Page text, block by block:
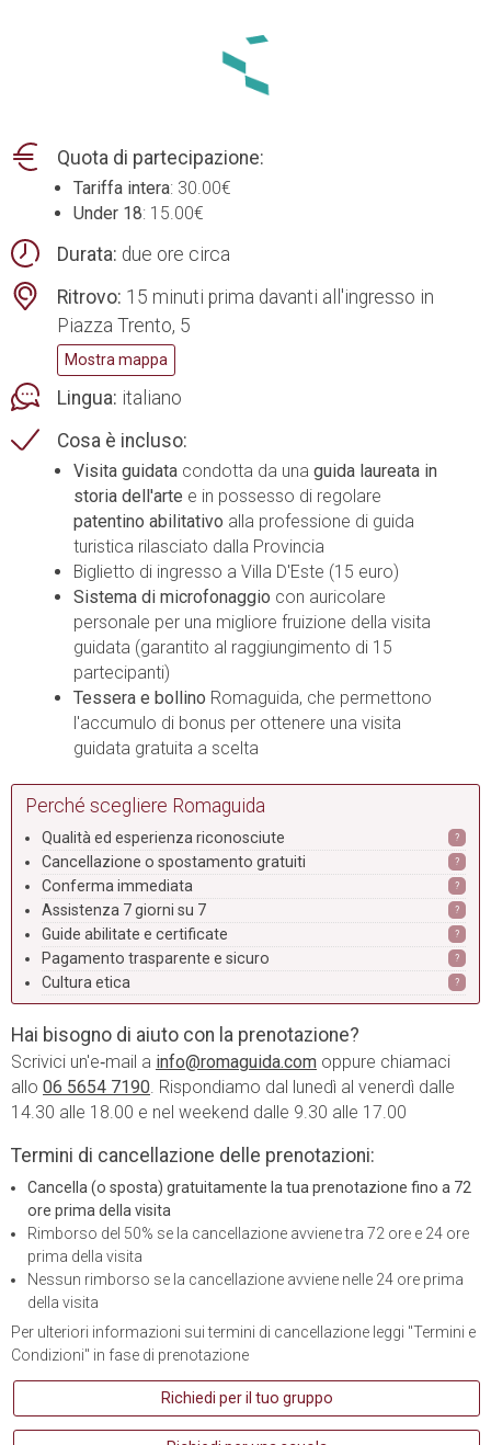
Quota di partecipazione:
Tariffa intera: 30.00€
Under 18: 15.00€
Durata: due ore circa
Ritrovo: 15 minuti prima davanti all'ingresso in
Piazza Trento, 5
Mostra mappa
Lingua: italiano
Cosa è incluso:
Visita guidata condotta da una guida laureata in
storia dell'arte e in possesso di regolare
patentino abilitativo alla professione di guida
turistica rilasciato dalla Provincia
Biglietto di ingresso a Villa D'Este (15 euro)
Sistema di microfonaggio con auricolare
personale per una migliore fruizione della visita
guidata (garantito al raggiungimento di 15
partecipanti)
Tessera e bollino Romaguida, che permettono
l'accumulo di bonus per ottenere una visita
guidata gratuita a scelta
Perché scegliere Romaguida
Qualità ed esperienza riconosciute ?
Cancellazione o spostamento gratuiti ?
Conferma immediata ?
Assistenza 7 giorni su 7 ?
Guide abilitate e certificate ?
Pagamento trasparente e sicuro ?
Cultura etica ?
Hai bisogno di aiuto con la prenotazione?
Scrivici un'e‑mail a info@romaguida.com oppure chiamaci
allo 06 5654 7190. Rispondiamo dal lunedì al venerdì dalle
14.30 alle 18.00 e nel weekend dalle 9.30 alle 17.00
Termini di cancellazione delle prenotazioni:
Cancella (o sposta) gratuitamente la tua prenotazione fino a 72
ore prima della visita
Rimborso del 50% se la cancellazione avviene tra 72 ore e 24 ore
prima della visita
Nessun rimborso se la cancellazione avviene nelle 24 ore prima
della visita
Per ulteriori informazioni sui termini di cancellazione leggi "Termini e
Condizioni" in fase di prenotazione
Richiedi per il tuo gruppo